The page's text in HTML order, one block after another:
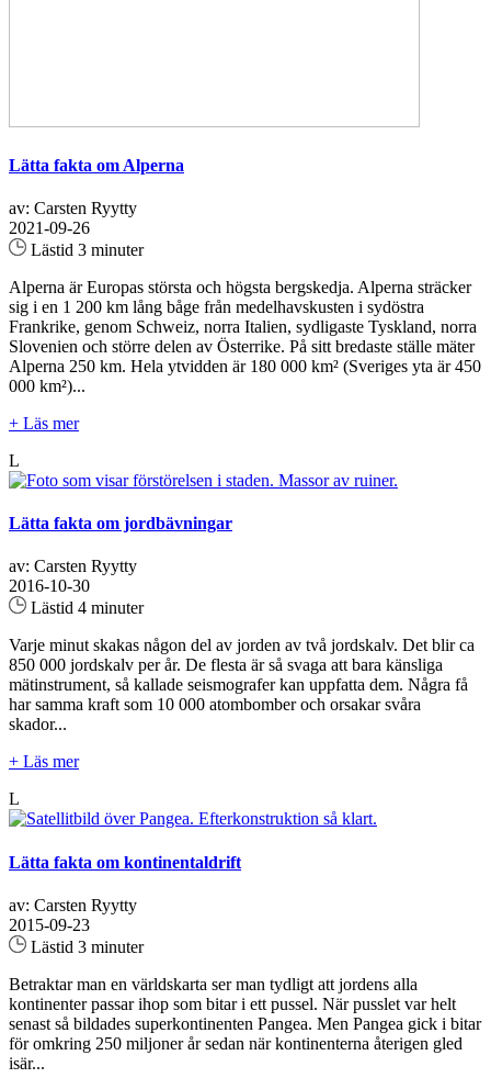
Lätta fakta om Alperna
av: Carsten Ryytty
2021-09-26
Lästid 3 minuter
Alperna är Europas största och högsta bergskedja. Alperna sträcker
sig i en 1 200 km lång båge från medelhavskusten i sydöstra
Frankrike, genom Schweiz, norra Italien, sydligaste Tyskland, norra
Slovenien och större delen av Österrike. På sitt bredaste ställe mäter
Alperna 250 km. Hela ytvidden är 180 000 km² (Sveriges yta är 450
000 km²)...
+ Läs mer
L
Lätta fakta om jordbävningar
av: Carsten Ryytty
2016-10-30
Lästid 4 minuter
Varje minut skakas någon del av jorden av två jordskalv. Det blir ca
850 000 jordskalv per år. De flesta är så svaga att bara känsliga
mätinstrument, så kallade seismografer kan uppfatta dem. Några få
har samma kraft som 10 000 atombomber och orsakar svåra
skador...
+ Läs mer
L
Lätta fakta om kontinentaldrift
av: Carsten Ryytty
2015-09-23
Lästid 3 minuter
Betraktar man en världskarta ser man tydligt att jordens alla
kontinenter passar ihop som bitar i ett pussel. När pusslet var helt
senast så bildades superkontinenten Pangea. Men Pangea gick i bitar
för omkring 250 miljoner år sedan när kontinenterna återigen gled
isär...